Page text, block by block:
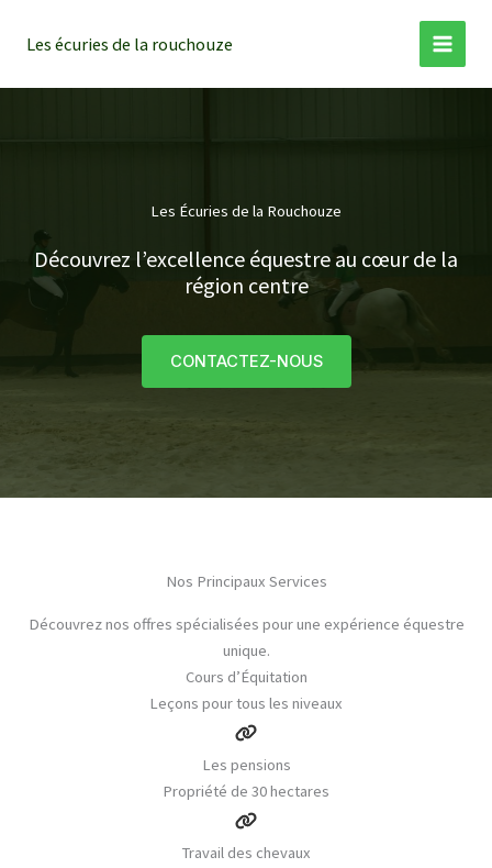
Les écuries de la rouchouze
Les Écuries de la Rouchouze
Découvrez l’excellence équestre au cœur de la
région centre
CONTACTEZ-NOUS
Nos Principaux Services
Découvrez nos offres spécialisées pour une expérience équestre
unique.
Cours d’Équitation
Leçons pour tous les niveaux
Les pensions
Propriété de 30 hectares
Travail des chevaux